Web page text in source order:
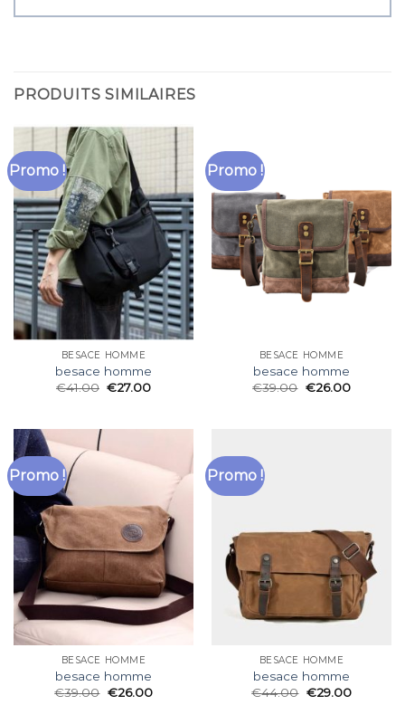
PRODUITS SIMILAIRES
Promo !
BESACE HOMME
besace homme
€41.00 €27.00
Promo !
BESACE HOMME
besace homme
€39.00 €26.00
Promo !
BESACE HOMME
besace homme
€39.00 €26.00
Promo !
BESACE HOMME
besace homme
€44.00 €29.00